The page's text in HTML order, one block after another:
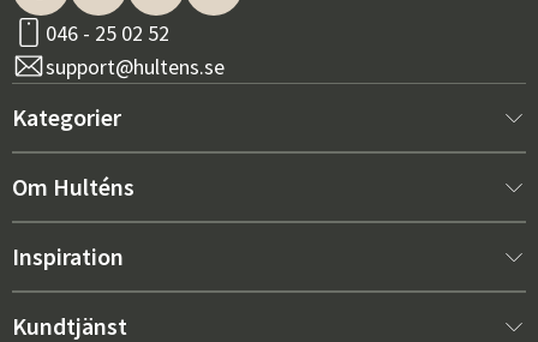
046 - 25 02 52
support@hultens.se
Kategorier
Nytt hos oss
Inredning
Om Hulténs
Om Hulténs
Inspiration
Bästsäljare
Kundtjänst